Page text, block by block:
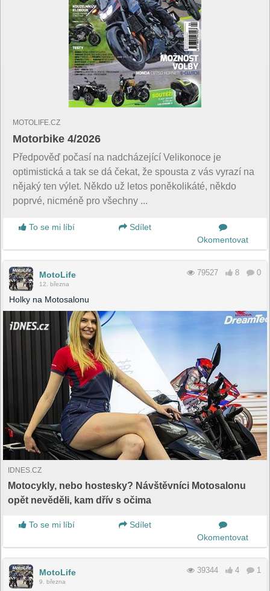
MOTOLIFE.CZ
Motorbike 4/2026
Předpověď počasí na nadcházející Velikonoce je
optimistická a tak se dá čekat, že spousta z vás vyrazí na
nějaký ten výlet. Někdo už letos poněkolikáté, někdo
poprvé, nicméně pro všechny ...
To se mi líbí
Sdílet
Okomentovat
MotoLife
12. března
79527 8 0
Holky na Motosalonu
IDNES.CZ
Motocykly, nebo hostesky? Návštěvníci Motosalonu
opět nevěděli, kam dřív s očima
To se mi líbí
Sdílet
Okomentovat
MotoLife
9. března
39344 4 1